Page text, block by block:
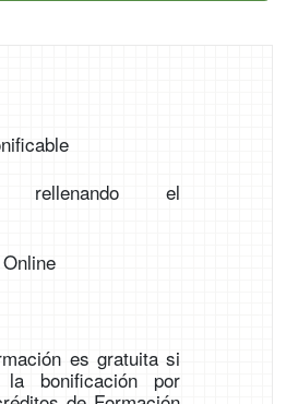
rellenando el
es gratuita si
bonificación por